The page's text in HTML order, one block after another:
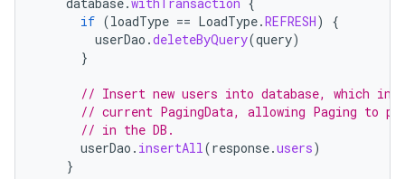
if (loadType == LoadType.REFRESH)
{
userDao .deleteByQuery(query)
}
// Insert new users into database, which
// current PagingData, allowing Paging to
// in the DB.
userDao . insertAll (response.users)
}